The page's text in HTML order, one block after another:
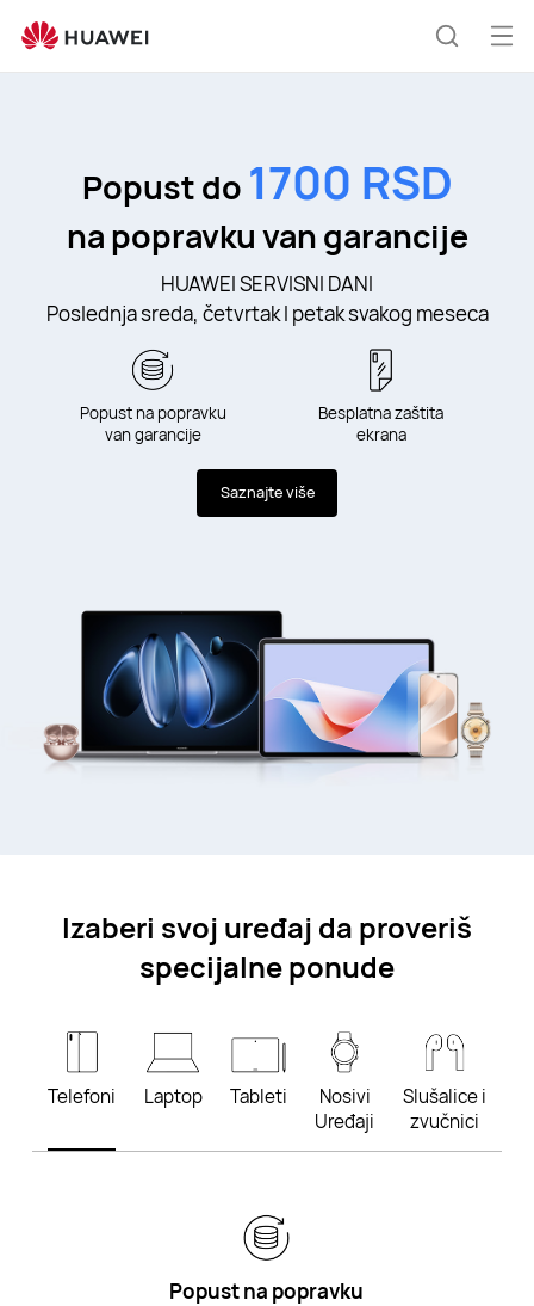
day
Popust do 1700 RSD
na popravku van garancije
HUAWEI SERVISNI DANI
Poslednja sreda, četvrtak I petak svakog meseca
Popust na popravku
van garancije
Besplatna zaštita
ekrana
Saznajte više
Izaberi svoj uređaj da proveriš
specijalne ponude
Telefoni Laptop Tableti
Nosivi
Uređaji
Slušalice i
zvučnici
Popust na popravku